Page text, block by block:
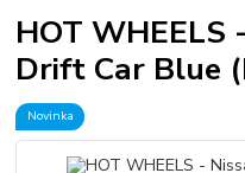
HOT WHEELS
Drift Car Blue
Novinka